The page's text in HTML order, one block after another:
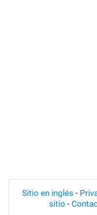
Sitio en inglés -
sitio -